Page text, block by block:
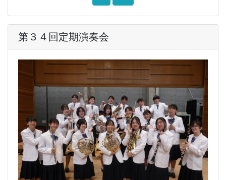
第３４回定期演奏会